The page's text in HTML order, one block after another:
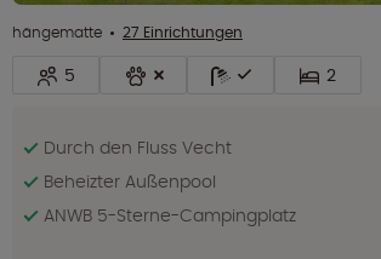
hängematte 27 Einrichtungen
5 2
Durch den Fluss Vecht
Beheizter Außenpool
ANWB 5-Sterne-Campingplatz